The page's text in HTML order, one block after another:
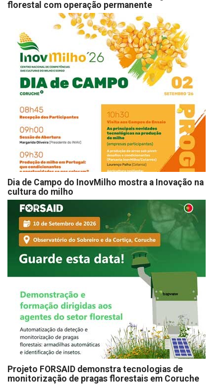
florestal com operação permanente
Dia de Campo do InovMilho mostra a Inovação na
cultura do milho
Projeto FORSAID demonstra tecnologias de
monitorização de pragas florestais em Coruche